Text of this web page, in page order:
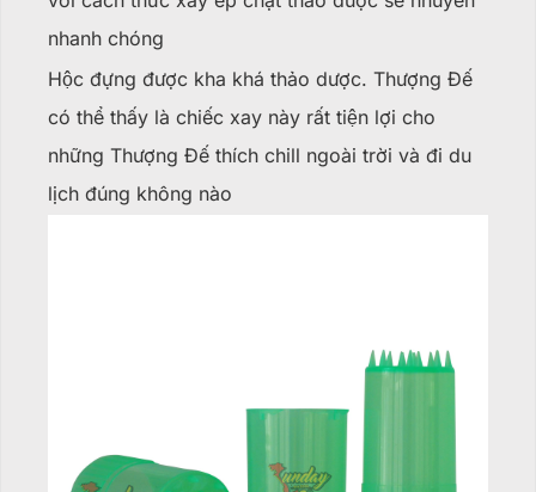
nhanh chóng
Hộc đựng được kha khá thảo dược. Thượng Đế
có thể thấy là chiếc xay này rất tiện lợi cho
những Thượng Đế thích chill ngoài trời và đi du
lịch đúng không nào